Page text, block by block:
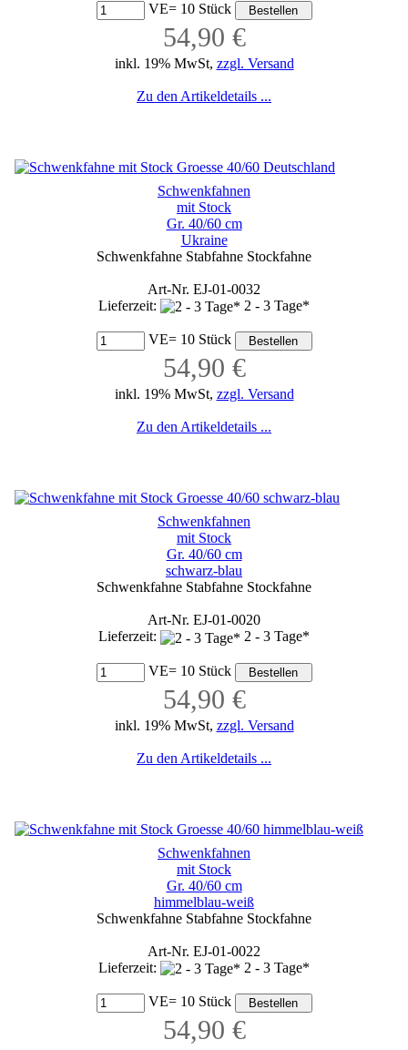
VE= 10 Stück
54,90 €
inkl. 19% MwSt, zzgl. Versand
Zu den Artikeldetails ...
Schwenkfahnen
mit Stock
Gr. 40/60 cm
Ukraine
Schwenkfahne Stabfahne Stockfahne
Art-Nr. EJ-01-0032
Lieferzeit:
2 - 3 Tage*
VE= 10 Stück
54,90 €
inkl. 19% MwSt, zzgl. Versand
Zu den Artikeldetails ...
Schwenkfahnen
mit Stock
Gr. 40/60 cm
schwarz-blau
Schwenkfahne Stabfahne Stockfahne
Art-Nr. EJ-01-0020
Lieferzeit:
2 - 3 Tage*
VE= 10 Stück
54,90 €
inkl. 19% MwSt, zzgl. Versand
Zu den Artikeldetails ...
Schwenkfahnen
mit Stock
Gr. 40/60 cm
himmelblau-weiß
Schwenkfahne Stabfahne Stockfahne
Art-Nr. EJ-01-0022
Lieferzeit:
2 - 3 Tage*
VE= 10 Stück
54,90 €